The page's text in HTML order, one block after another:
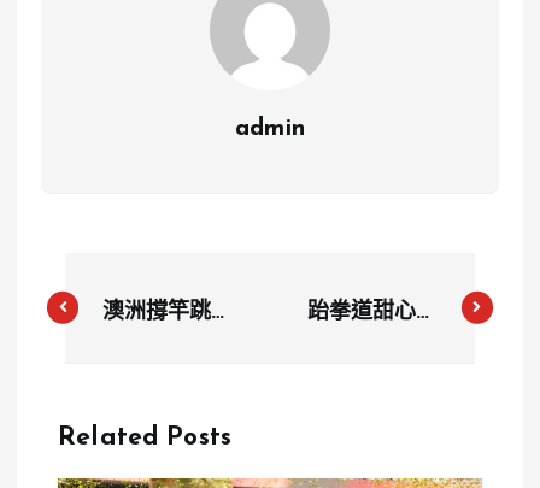
admin
澳洲撐竿跳新
來奧運金牌
跆拳道甜心羅
Related Posts